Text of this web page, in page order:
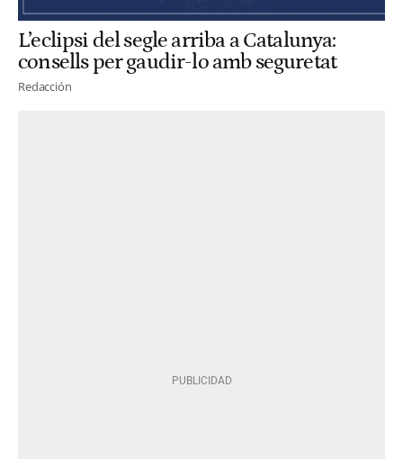
L’eclipsi del segle arriba a Catalunya:
consells per gaudir-lo amb seguretat
Redacción